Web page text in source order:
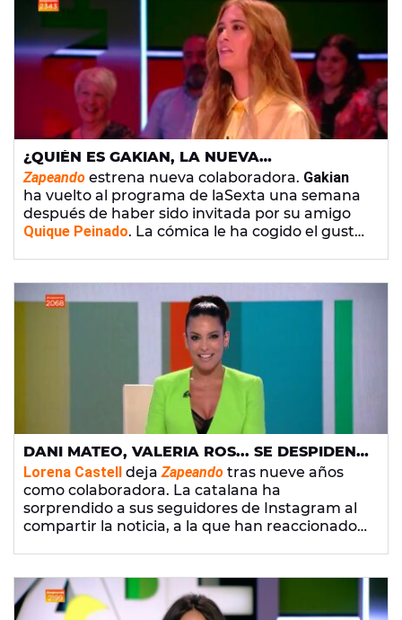
¿QUIÉN ES GAKIAN, LA NUEVA
COLABORADA DE 'ZAPEANDO'?
Zapeando estrena nueva colaboradora. Gakian
ha vuelto al programa de laSexta una semana
después de haber sido invitada por su amigo
Quique Peinado. La cómica le ha cogido el gusto
DANI MATEO, VALERIA ROS... SE DESPIDEN
DE LORENA CASTELL TRAS SU MARCHA DE
'ZAPEANDO'
Lorena Castell dejaZapeando tras nueve años
como colaboradora. La catalana ha
sorprendido a sus seguidores de Instagram al
compartir la noticia, a la que han reaccionado
Urrutiay otros miembros del equipo.